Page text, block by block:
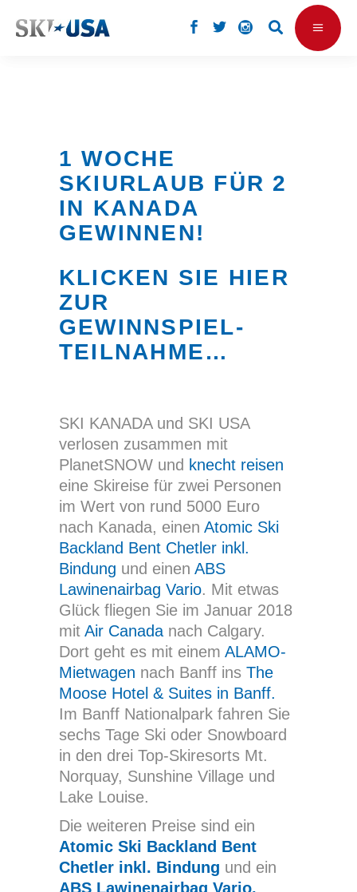
1 WOCHE
SKIURLAUB FÜR 2
IN KANADA
GEWINNEN!
KLICKEN SIE HIER
ZUR
GEWINNSPIEL-
TEILNAHME…
SKI KANADA und SKI USA
verlosen zusammen mit
PlanetSNOW und knecht reisen
eine Skireise für zwei Personen
im Wert von rund 5000 Euro
nach Kanada, einen Atomic Ski
Backland Bent Chetler inkl.
Bindung und einen ABS
Lawinenairbag Vario. Mit etwas
Glück fliegen Sie im Januar 2018
mit Air Canada nach Calgary.
Dort geht es mit einem ALAMO-
Mietwagen nach Banff ins The
Moose Hotel & Suites in Banff.
Im Banff Nationalpark fahren Sie
sechs Tage Ski oder Snowboard
in den drei Top-Skiresorts Mt.
Norquay, Sunshine Village und
Lake Louise.
Die weiteren Preise sind ein
Atomic Ski Backland Bent
Chetler inkl. Bindung und ein
ABS Lawinenairbag Vario.